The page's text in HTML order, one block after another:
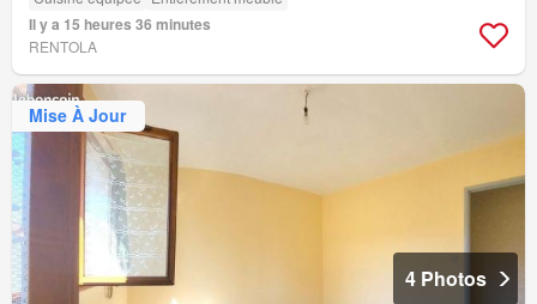
Il y a 15 heures 36 minutes
RENTOLA
Mise À Jour
4 Photos